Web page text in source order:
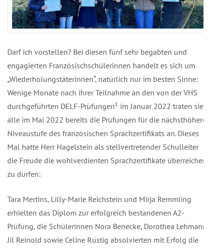
Darf ich vorstellen? Bei diesen fünf sehr begabten und
engagierten Französischschülerinnen handelt es sich um
„Wiederholungstäterinnen“, natürlich nur im besten Sinne:
Wenige Monate nach ihrer Teilnahme an den von der VHS
durchgeführten DELF-Prüfungen1 im Januar 2022 traten sie
alle im Mai 2022 bereits die Prüfungen für die nächsthöhere
Niveaustufe des französischen Sprachzertifikats an. Dieses
Mal hatte Herr Hagelstein als stellvertretender Schulleiter
die Freude die wohlverdienten Sprachzertifikate überreichen
zu dürfen:
Tara Mertins, Lilly-Marie Reichstein und Mirja Remmling
erhielten das Diplom zur erfolgreich bestandenen A2-
Prüfung, die Schülerinnen Nora Benecke, Dorothea Lehmann,
Jil Reinold sowie Celine Rüstig absolvierten mit Erfolg die